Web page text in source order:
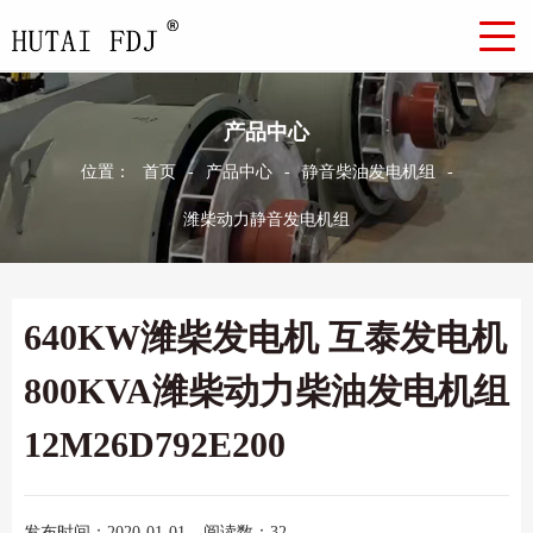
产品中心
位置： 首页 - 产品中心 - 静音柴油发电机组 -
潍柴动力静音发电机组
640KW潍柴发电机 互泰发电机
800KVA潍柴动力柴油发电机组
12M26D792E200